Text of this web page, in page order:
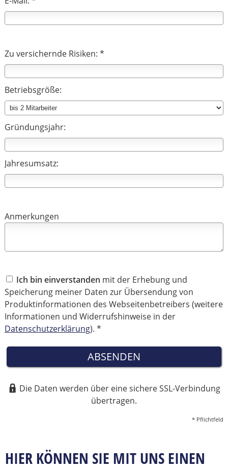
Zu versichernde Risiken: *
Betriebsgröße:
Gründungsjahr:
Jahresumsatz:
Anmerkungen
Ich bin einverstanden mit der Erhebung und
Speicherung meiner Daten zur Übersendung von
Produktinformationen des Webseitenbetreibers (weitere
Informationen und Widerrufshinweise in der
Datenschutzerklärung). *
ABSENDEN
Die Daten werden über eine sichere SSL-Verbindung
übertragen.
* Pflichtfeld
HIER KÖNNEN SIE MIT UNS EINEN